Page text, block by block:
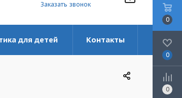
Заказать звонок
для детей Контакты
0
0
0